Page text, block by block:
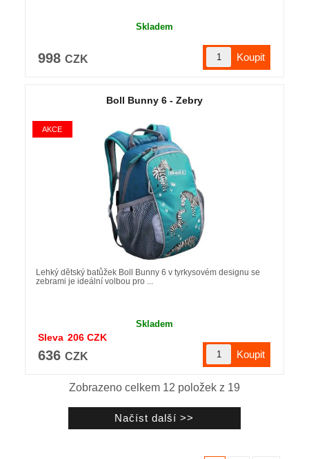
Skladem
998 CZK
Boll Bunny 6 - Zebry
Lehký dětský batůžek Boll Bunny 6 v tyrkysovém designu se
zebrami je ideální volbou pro ...
Skladem
636 CZK
Sleva 206 CZK
Zobrazeno celkem 12 položek z 19